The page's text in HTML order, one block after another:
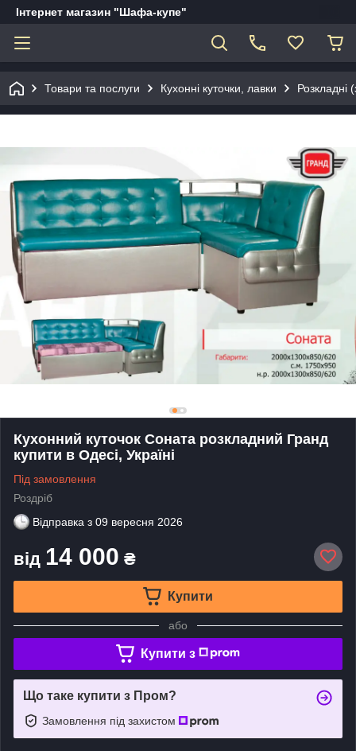
Інтернет магазин "Шафа-купе"
Товари та послуги Кухонні куточки, лавки Розкладні
Кухонний куточок Соната розкладний Гранд
купити в Одесі, Україні
Під замовлення
Роздріб
Відправка з 09 вересня 2026
від 14 000 ₴
Купити
або
Купити з
Що таке купити з Пром?
Замовлення під захистом